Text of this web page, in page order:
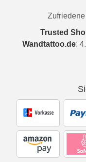
Trusted
Wandtattoo.de: